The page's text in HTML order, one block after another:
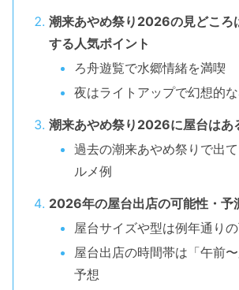
潮来あやめ祭り2026の見どころ
する人気ポイント
ろ舟遊覧で水郷情緒を満喫
夜はライトアップで幻想的
潮来あやめ祭り2026に屋台はあ
過去の潮来あやめ祭りで出
ルメ例
2026年の屋台出店の可能性・予
屋台サイズや型は例年通り
屋台出店の時間帯は「午前
予想